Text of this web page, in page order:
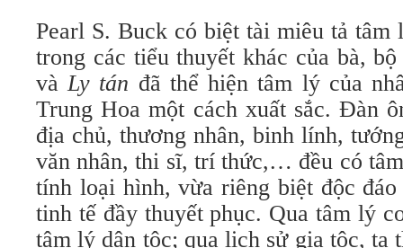
Pearl S. Buck có biệt tài miêu tả tâm
trong các tiểu thuyết khác của bà,
vàLy tán đã thể hiện tâm lý của
Trung Hoa một cách xuất sắc. Đàn
địa chủ, thương nhân, binh lính,
văn nhân, thi sĩ, trí thức,… đều có
tính loại hình, vừa riêng biệt độc
tinh tế đầy thuyết phục. Qua tâm lý
tâm lý dân tộc; qua lịch sử gia tộc, ta